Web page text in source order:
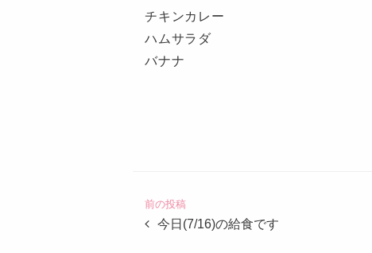
チキンカレー
ハムサラダ
バナナ
ど
も
前の投稿
今日(7/16)の給食です